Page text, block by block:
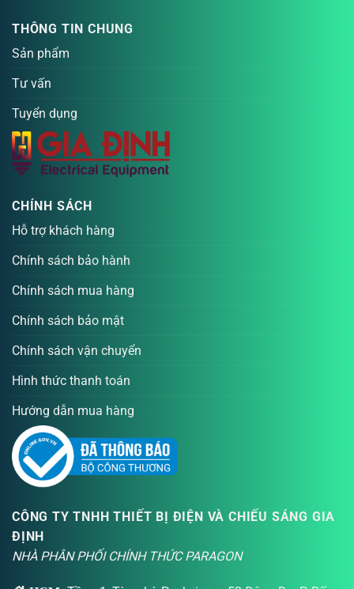
THÔNG TIN CHUNG
Sản phẩm
Tư vấn
Tuyển dụng
CHÍNH SÁCH
Hỗ trợ khách hàng
Chính sách bảo hành
Chính sách mua hàng
Chính sách bảo mật
Chính sách vận chuyển
Hình thức thanh toán
Hướng dẫn mua hàng
CÔNG TY TNHH THIẾT BỊ ĐIỆN VÀ CHIẾU SÁNG GIA
ĐỊNH
NHÀ PHÂN PHỐI CHÍNH THỨC PARAGON